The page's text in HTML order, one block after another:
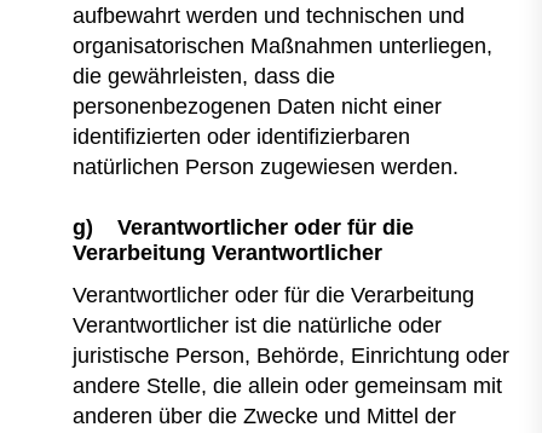
aufbewahrt werden und technischen und
organisatorischen Maßnahmen unterliegen,
die gewährleisten, dass die
personenbezogenen Daten nicht einer
identifizierten oder identifizierbaren
natürlichen Person zugewiesen werden.
g) Verantwortlicher oder für die
Verarbeitung Verantwortlicher
Verantwortlicher oder für die Verarbeitung
Verantwortlicher ist die natürliche oder
juristische Person, Behörde, Einrichtung oder
andere Stelle, die allein oder gemeinsam mit
anderen über die Zwecke und Mittel der